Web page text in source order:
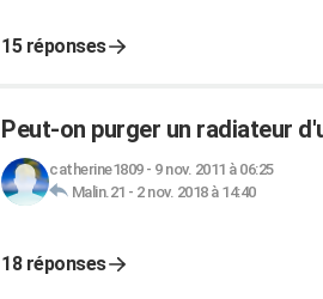
15 réponses
Peut-on purger un radiateur
catherine1809- 9 nov. 2011 à 06:25
Malin.21 - 2 nov. 2018 à 14:40
18 réponses